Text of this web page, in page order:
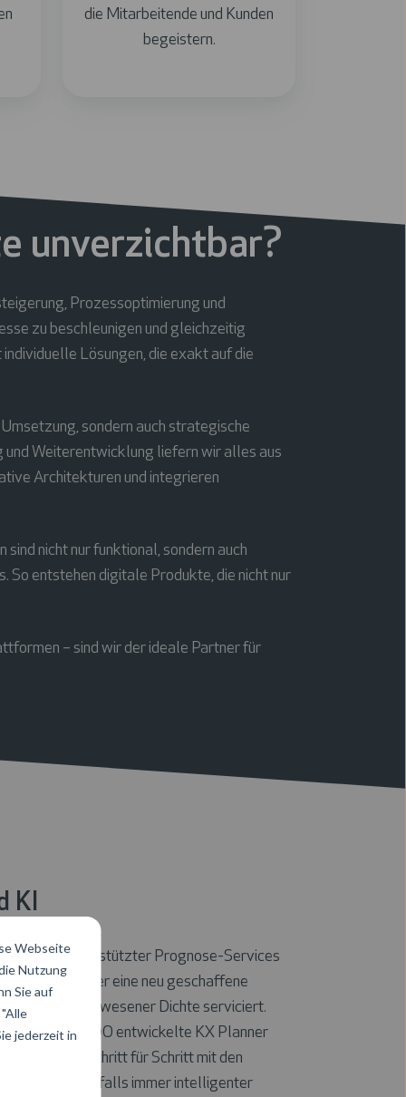
Webseite
Nutzung
Sie auf
jederzeit in
die Mitarbeitende und Kunden
begeistern.
unverzichtbar?
Prozessoptimierung und
zu beschleunigen und gleichzeitig
Lösungen, die exakt auf die
sondern auch strategische
und Weiterentwicklung liefern wir alles aus
Architekturen und integrieren
nicht nur funktional, sondern auch
entstehen digitale Produkte, die nicht nur
– sind wir der ideale Partner für
KI
KI-gestützter Prognose-Services
Agro über eine neu geschaffene
noch nie dagewesener Dichte serviciert.
ACP CUBIDO entwickelte KX Planner
welche sich Schritt für Schritt mit den
und ebenfalls immer intelligenter